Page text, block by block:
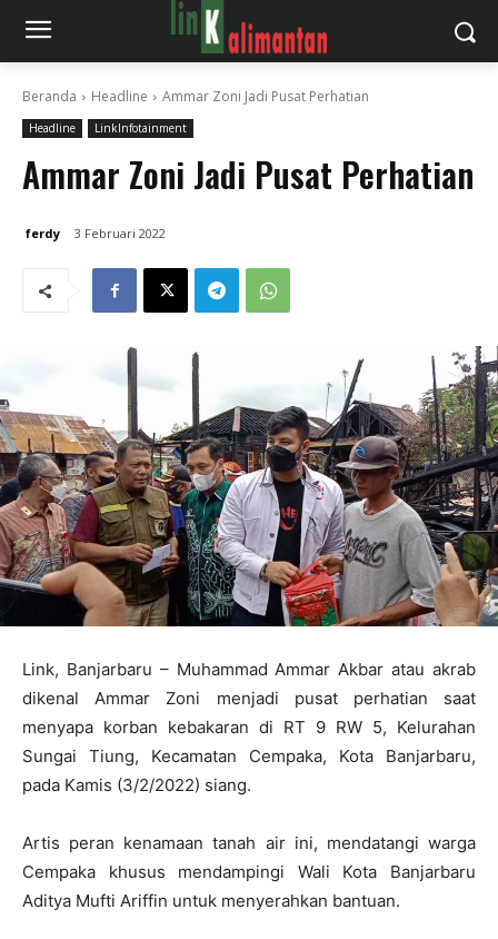
Beranda Headline Ammar Zoni Jadi Pusat Perhatian
Headline LinkInfotainment
Ammar Zoni Jadi Pusat Perhatian
ferdy 3 Februari 2022
Link, Banjarbaru – Muhammad Ammar Akbar atau akrab
dikenal Ammar Zoni menjadi pusat perhatian saat
menyapa korban kebakaran di RT 9 RW 5, Kelurahan
Sungai Tiung, Kecamatan Cempaka, Kota Banjarbaru,
pada Kamis (3/2/2022) siang.
Artis peran kenamaan tanah air ini, mendatangi warga
Cempaka khusus mendampingi Wali Kota Banjarbaru
Aditya Mufti Ariffin untuk menyerahkan bantuan.